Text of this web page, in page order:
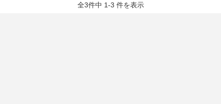
全3件中 1-3 件を表示